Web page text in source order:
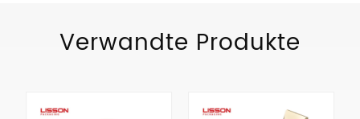
Verwandte Produkte